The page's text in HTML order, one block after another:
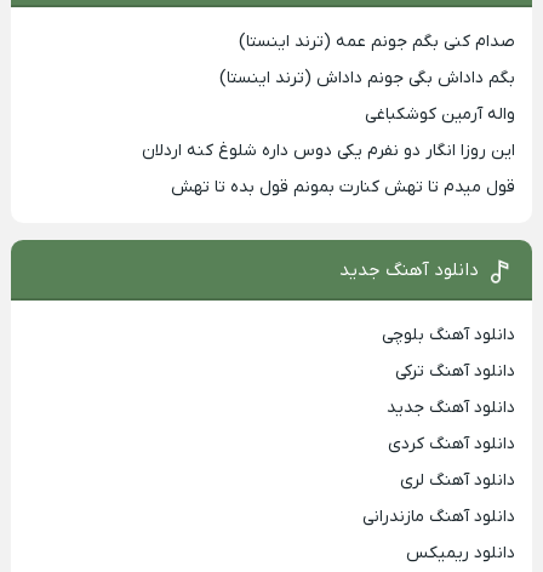
صدام کنی بگم جونم عمه (ترند اینستا)
بگم داداش بگی جونم داداش (ترند اینستا)
واله آرمین کوشکباغی
این روزا انگار دو نفرم یکی دوس داره شلوغ کنه اردلان
قول میدم تا تهش کنارت بمونم قول بده تا تهش
دانلود آهنگ جدید
دانلود آهنگ بلوچی
دانلود آهنگ ترکی
دانلود آهنگ جدید
دانلود آهنگ کردی
دانلود آهنگ لری
دانلود آهنگ مازندرانی
دانلود ریمیکس